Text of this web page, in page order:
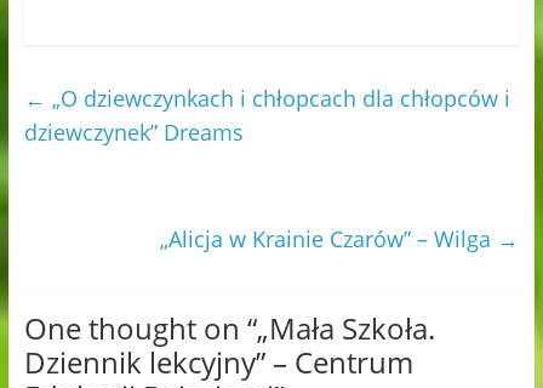
← „O dziewczynkach i chłopcach dla chłopców i
dziewczynek” Dreams
„Alicja w Krainie Czarów” – Wilga →
One thought on “„Mała Szkoła.
Dziennik lekcyjny” – Centrum